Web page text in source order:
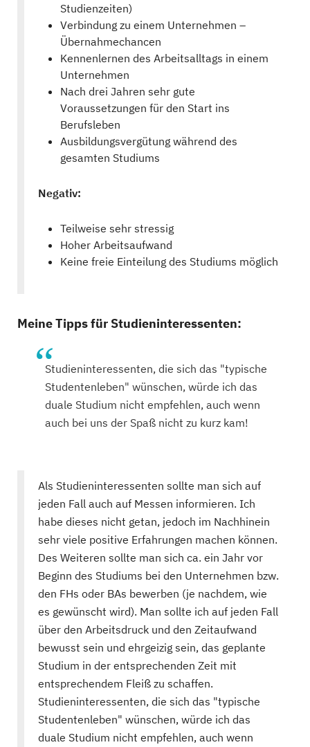
Studienzeiten)
Verbindung zu einem Unternehmen –
Übernahmechancen
Kennenlernen des Arbeitsalltags in einem
Unternehmen
Nach drei Jahren sehr gute
Voraussetzungen für den Start ins
Berufsleben
Ausbildungsvergütung während des
gesamten Studiums
Negativ:
Teilweise sehr stressig
Hoher Arbeitsaufwand
Keine freie Einteilung des Studiums möglich
Meine Tipps für Studieninteressenten:
Studieninteressenten, die sich das "typische
Studentenleben" wünschen, würde ich das
duale Studium nicht empfehlen, auch wenn
auch bei uns der Spaß nicht zu kurz kam!
Als Studieninteressenten sollte man sich auf
jeden Fall auch auf Messen informieren. Ich
habe dieses nicht getan, jedoch im Nachhinein
sehr viele positive Erfahrungen machen können.
Des Weiteren sollte man sich ca. ein Jahr vor
Beginn des Studiums bei den Unternehmen bzw.
den FHs oder BAs bewerben (je nachdem, wie
es gewünscht wird). Man sollte ich auf jeden Fall
über den Arbeitsdruck und den Zeitaufwand
bewusst sein und ehrgeizig sein, das geplante
Studium in der entsprechenden Zeit mit
entsprechendem Fleiß zu schaffen.
Studieninteressenten, die sich das "typische
Studentenleben" wünschen, würde ich das
duale Studium nicht empfehlen, auch wenn